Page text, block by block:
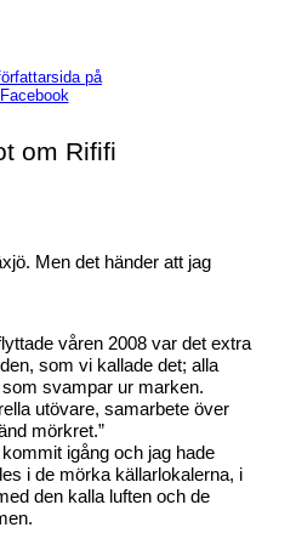
om Rififi
Men det händer att jag
våren 2008 var det extra
som vi kallade det; alla
svampar ur marken.
utövare, samarbete över
mörkret.”
igång och jag hade
i de mörka källarlokalerna, i
den kalla luften och de